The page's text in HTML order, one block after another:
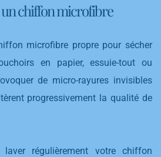
un chiffon microfibre
microfibre propre pour sécher
en papier, essuie-tout ou
de micro-rayures invisibles
progressivement la qualité de
laver régulièrement votre chiffon